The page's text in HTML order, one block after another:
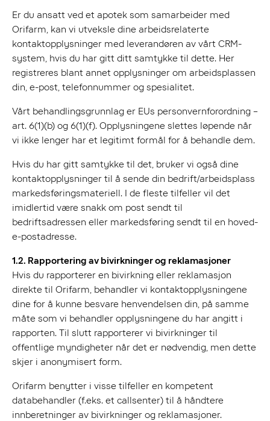
Er du ansatt ved et apotek som samarbeider med
Orifarm, kan vi utveksle dine arbeidsrelaterte
kontaktopplysninger med leverandøren av vårt CRM-
system, hvis du har gitt ditt samtykke til dette. Her
registreres blant annet opplysninger om arbeidsplassen
din, e-post, telefonnummer og spesialitet.
Vårt behandlingsgrunnlag er EUs personvernforordning –
art. 6(1)(b) og 6(1)(f). Opplysningene slettes løpende når
vi ikke lenger har et legitimt formål for å behandle dem.
Hvis du har gitt samtykke til det, bruker vi også dine
kontaktopplysninger til å sende din bedrift/arbeidsplass
markedsføringsmateriell. I de fleste tilfeller vil det
imidlertid være snakk om post sendt til
bedriftsadressen eller markedsføring sendt til en hoved-
e-postadresse.
1.2. Rapportering av bivirkninger og reklamasjoner
Hvis du rapporterer en bivirkning eller reklamasjon
direkte til Orifarm, behandler vi kontaktopplysningene
dine for å kunne besvare henvendelsen din, på samme
måte som vi behandler opplysningene du har angitt i
rapporten. Til slutt rapporterer vi bivirkninger til
offentlige myndigheter når det er nødvendig, men dette
skjer i anonymisert form.
Orifarm benytter i visse tilfeller en kompetent
databehandler (f.eks. et callsenter) til å håndtere
innberetninger av bivirkninger og reklamasjoner.